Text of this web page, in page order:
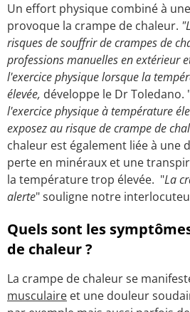
Un effort physique combiné à
provoque la crampe de chaleur.
risques de souffrir de crampes de
professions manuelles en extérieur
l'exercice physique lorsque la
élevée, développe le Dr Toledano.
l'exercice physique à température
exposez au risque de crampe de
chaleur est également liée à une
perte en minéraux et une
la température trop élevée. "La
alerte" souligne notre
Quels sont les
de chaleur ?
La crampe de chaleur se
musculaire et une douleur